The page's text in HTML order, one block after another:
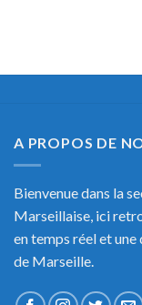
A PROPOS DE
Bienvenue dans la
Marseillaise, ici
en temps réel et
de Marseille.